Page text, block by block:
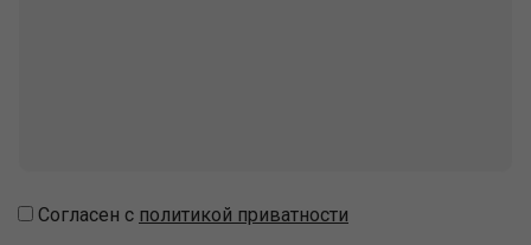
Согласен с политикой приватности